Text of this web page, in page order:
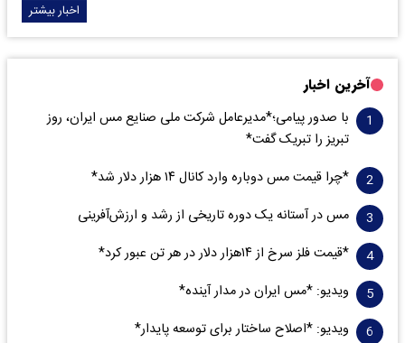
اخبار بیشتر
آخرین اخبار
با صدور پیامی؛*مدیرعامل شرکت ملی صنایع مس ایران، روز
تبریز را تبریک گفت*
*چرا قیمت مس دوباره وارد کانال ۱۴ هزار دلار شد*
مس در آستانه یک دوره تاریخی از رشد و ارزش‌آفرینی
*قیمت فلز سرخ از ۱۴هزار دلار در هر تن عبور کرد*
ویدیو: *مس ایران در مدار آینده*
ویدیو: *اصلاح ساختار برای توسعه پایدار*